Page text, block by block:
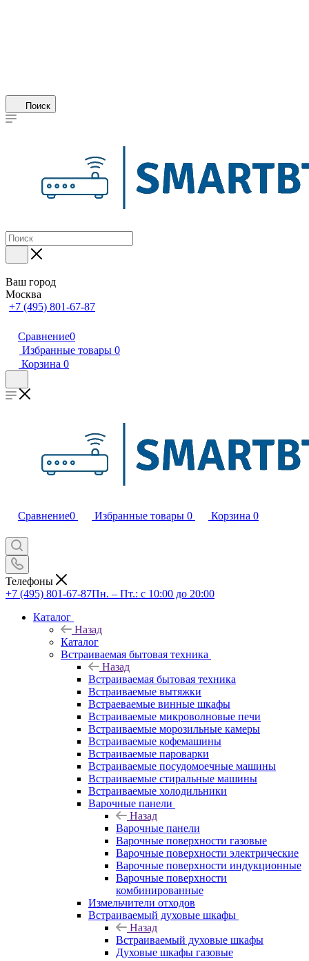
Поиск
Ваш город
Москва
+7 (495) 801-67-87
Сравнение0
Избранные товары 0
Корзина 0
Сравнение0 Избранные товары 0 Корзина 0
Телефоны
+7 (495) 801-67-87Пн. – Пт.: с 10:00 до 20:00
Каталог
Назад
Каталог
Встраиваемая бытовая техника
Назад
Встраиваемая бытовая техника
Встраиваемые вытяжки
Встраеваемые винные шкафы
Встраиваемые микроволновые печи
Встраиваемые морозильные камеры
Встраиваемые кофемашины
Встраиваемые пароварки
Встраиваемые посудомоечные машины
Встраиваемые стиральные машины
Встраиваемые холодильники
Варочные панели
Назад
Варочные панели
Варочные поверхности газовые
Варочные поверхности электрические
Варочные поверхности индукционные
Варочные поверхности
комбинированные
Измельчители отходов
Встраиваемый духовые шкафы
Назад
Встраиваемый духовые шкафы
Духовые шкафы газовые